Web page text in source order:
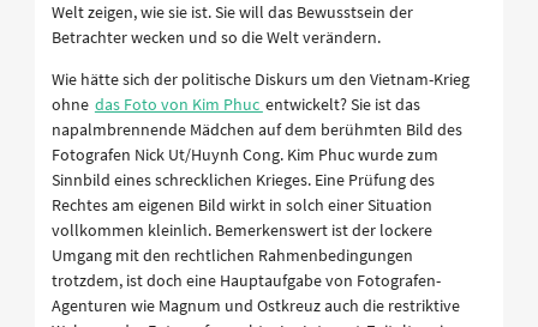
Welt zeigen, wie sie ist. Sie will das Bewusstsein der
Betrachter wecken und so die Welt verändern.
Wie hätte sich der politische Diskurs um den Vietnam-Krieg
ohne das Foto von Kim Phuc entwickelt? Sie ist das
napalmbrennende Mädchen auf dem berühmten Bild des
Fotografen Nick Ut/Huynh Cong. Kim Phuc wurde zum
Sinnbild eines schrecklichen Krieges. Eine Prüfung des
Rechtes am eigenen Bild wirkt in solch einer Situation
vollkommen kleinlich. Bemerkenswert ist der lockere
Umgang mit den rechtlichen Rahmenbedingungen
trotzdem, ist doch eine Hauptaufgabe von Fotografen-
Agenturen wie Magnum und Ostkreuz auch die restriktive